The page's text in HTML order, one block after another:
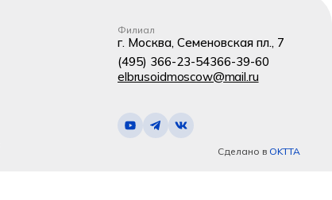
Филиал
г. Москва, Семеновская пл., 7
(495) 366-23-54366-39-60
elbrusoidmoscow@mail.ru
Сделано в OKTTA